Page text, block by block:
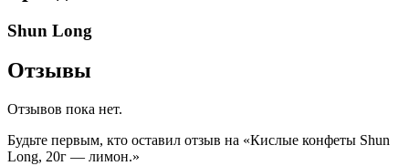
Shun Long
Отзывы
Отзывов пока нет.
Будьте первым, кто оставил отзыв на «Кислые конфеты Shun
Long, 20г — лимон.»